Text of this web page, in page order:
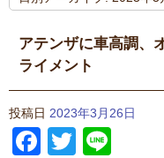
アテンザに車高調、
ライメント
投稿日 2023年3月26日
Facebook
Twitter